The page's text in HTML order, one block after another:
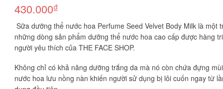
430.000₫
Sữa dưỡng thể nước hoaPerfume Seed Velvet Body Milklà một
những dòng sản phẩm dưỡng thể nước hoa cao cấp được hàng
người yêu thích của THE FACE SHOP.
Không chỉ có khả năng dưỡng trắng da mà nó còn chứa đựng
nước hoa lưu nồng nàn khiến người sử dụng bị lôi cuốn ngay từ